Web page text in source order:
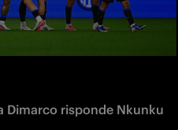
Dimarco risponde Nkunku